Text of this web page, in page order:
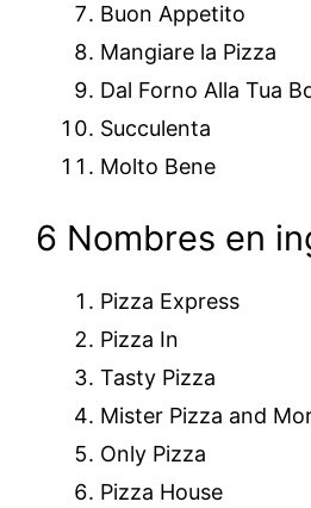
Buon Appetito
Mangiare la Pizza
Dal Forno Alla Tua
Succulenta
Molto Bene
6 Nombres en
Pizza Express
Pizza In
Tasty Pizza
Mister Pizza and
Only Pizza
Pizza House